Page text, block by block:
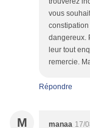
vous
dangereux.
leur tout
remercie.
Répondre
M manaa 17/